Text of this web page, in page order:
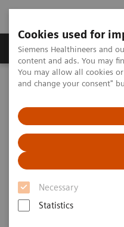
Cookies used for
Siemens Healthineers and
content and ads. You may
You may allow all cookies
and change your consent"
Necessary
Statistics
Fachbereiche
Startseite News & Events